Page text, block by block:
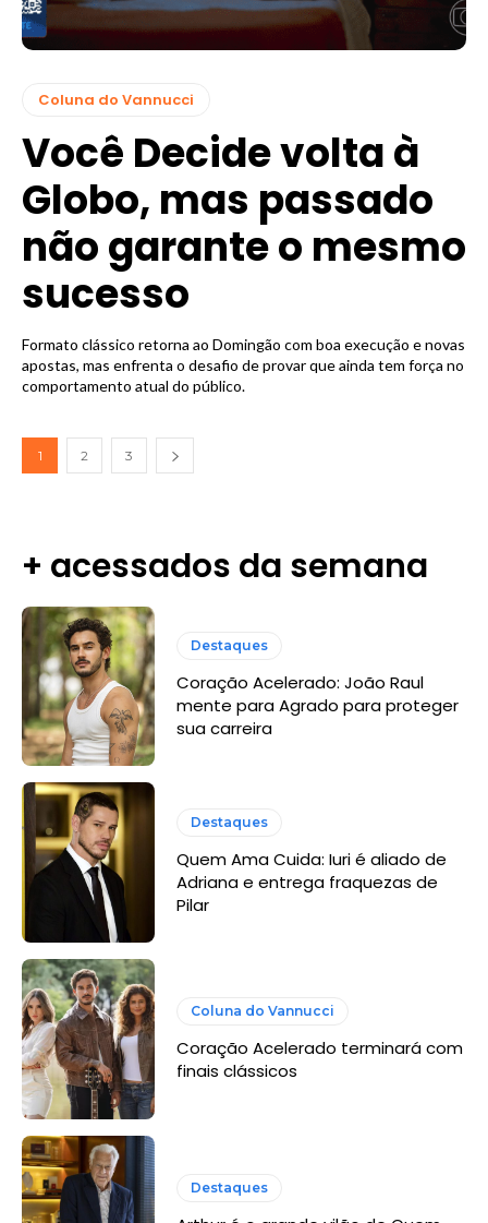
Coluna do Vannucci
Você Decide volta à
Globo, mas passado
não garante o mesmo
sucesso
Formato clássico retorna ao Domingão com boa execução e novas
apostas, mas enfrenta o desafio de provar que ainda tem força no
comportamento atual do público.
1 2 3
+ acessados da semana
Destaques
Coração Acelerado: João Raul
mente para Agrado para proteger
sua carreira
Destaques
Quem Ama Cuida: Iuri é aliado de
Adriana e entrega fraquezas de
Pilar
Coluna do Vannucci
Coração Acelerado terminará com
finais clássicos
Destaques